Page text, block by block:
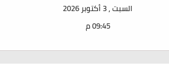
السبت , 3 أكتوبر 2026
09:45 م